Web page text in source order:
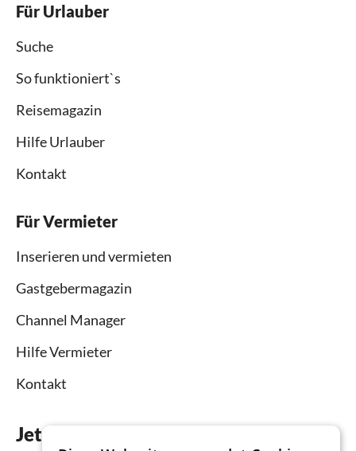
Für Urlauber
Suche
So funktioniert`s
Reisemagazin
Hilfe Urlauber
Kontakt
Für Vermieter
Inserieren und vermieten
Gastgebermagazin
Channel Manager
Hilfe Vermieter
Kontakt
Jetzt die App downloaden